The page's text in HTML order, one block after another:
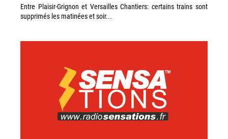
Entre Plaisir-Grignon et Versailles Chantiers: certains trains sont
supprimés les matinées et soir...